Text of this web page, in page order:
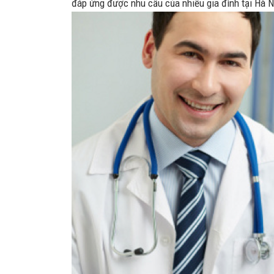
đáp ứng được nhu cầu của nhiều gia đình tại Hà